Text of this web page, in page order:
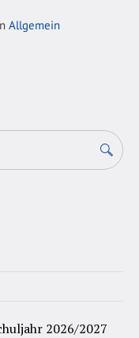
Allgemein
2026/2027